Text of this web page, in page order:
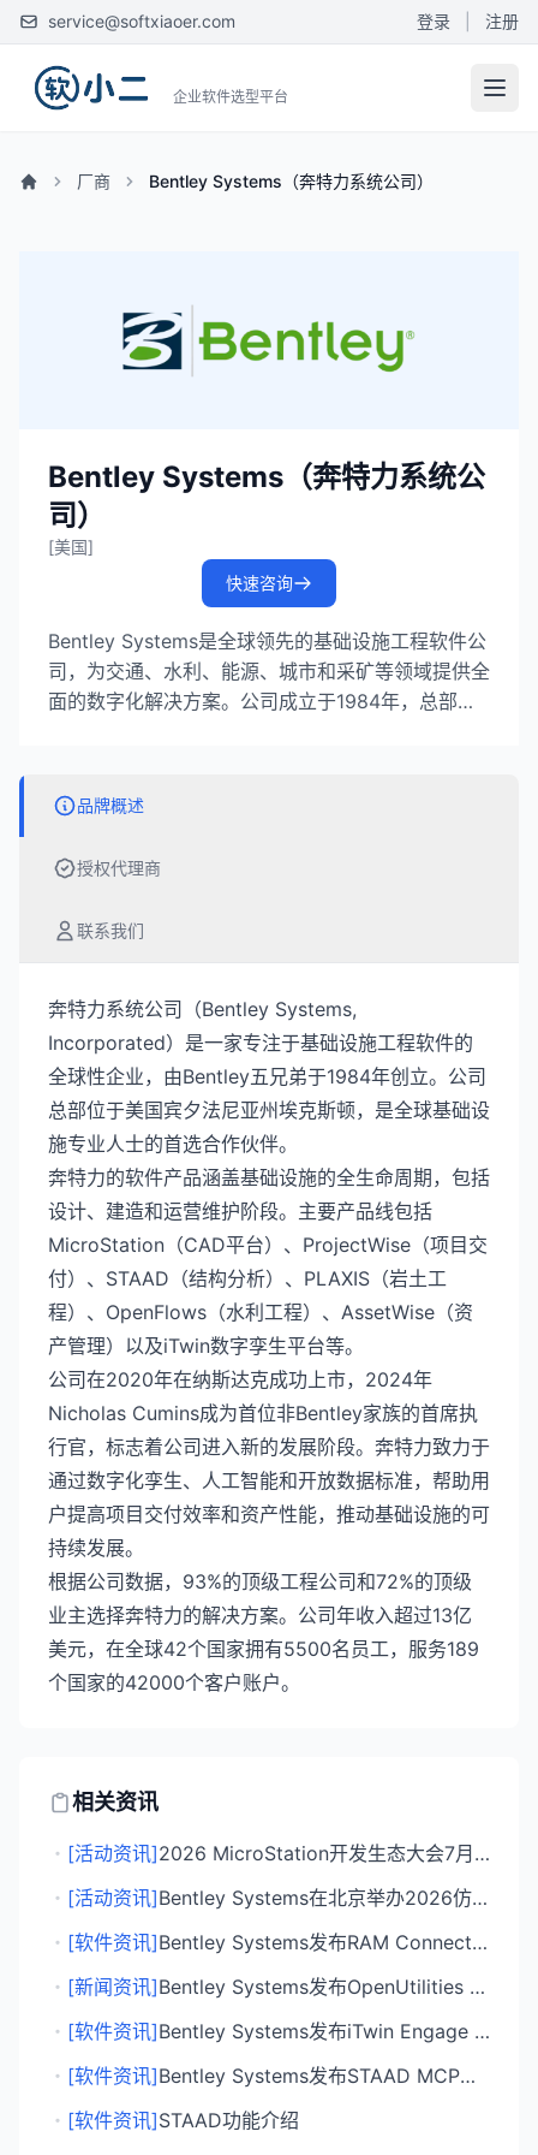
service@softxiaoer.com 登录 注册
企业软件选型平台
厂商 Bentley Systems（奔特力系统公司）
Bentley Systems（奔特力系统公
司）
[美国]
快速咨询
Bentley Systems是全球领先的基础设施工程软件公
司，为交通、水利、能源、城市和采矿等领域提供全
面的数字化解决方案。公司成立于1984年，总部位
达13亿美元。
品牌概述
授权代理商
联系我们
奔特力系统公司（Bentley Systems,
Incorporated）是一家专注于基础设施工程软件的
全球性企业，由Bentley五兄弟于1984年创立。公司
总部位于美国宾夕法尼亚州埃克斯顿，是全球基础设
施专业人士的首选合作伙伴。
奔特力的软件产品涵盖基础设施的全生命周期，包括
设计、建造和运营维护阶段。主要产品线包括
MicroStation（CAD平台）、ProjectWise（项目交
付）、STAAD（结构分析）、PLAXIS（岩土工
程）、OpenFlows（水利工程）、AssetWise（资
产管理）以及iTwin数字孪生平台等。
公司在2020年在纳斯达克成功上市，2024年
Nicholas Cumins成为首位非Bentley家族的首席执
行官，标志着公司进入新的发展阶段。奔特力致力于
通过数字化孪生、人工智能和开放数据标准，帮助用
户提高项目交付效率和资产性能，推动基础设施的可
持续发展。
根据公司数据，93%的顶级工程公司和72%的顶级
业主选择奔特力的解决方案。公司年收入超过13亿
美元，在全球42个国家拥有5500名员工，服务189
个国家的42000个客户账户。
相关资讯
・ [活动资讯]
2026 MicroStation开发生态大会7月7日北京举办
・ [活动资讯]
Bentley Systems在北京举办2026仿真分析产品技术峰会 聚焦海工领域
・ [软件资讯]
Bentley Systems发布RAM Connection 2026 集成AI助手提升设计效率
・ [新闻资讯]
Bentley Systems发布OpenUtilities Substation+：AI驱动的变电站设计软件
・ [软件资讯]
Bentley Systems发布iTwin Engage 弥合基础设施可视化鸿沟
・ [软件资讯]
Bentley Systems发布STAAD MCP服务器支持AI代理直接交互
・ [软件资讯]STAAD功能介绍